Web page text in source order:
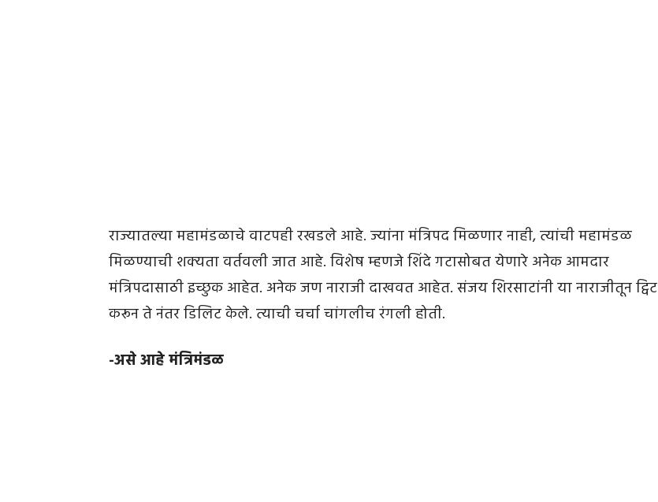
राज्यातल्या महामंडळाचे वाटपही रखडले आहे. ज्यांना मंत्रिपद मिळणार नाही, त्यांची महामंडळ
मिळण्याची शक्यता वर्तवली जात आहे. विशेष म्हणजे शिंदे गटासोबत येणारे अनेक आमदार
मंत्रिपदासाठी इच्छुक आहेत. अनेक जण नाराजी दाखवत आहेत. संजय शिरसाटांनी या नाराजीतून ट्विट
करून ते नंतर डिलिट केले. त्याची चर्चा चांगलीच रंगली होती.
-असे आहे मंत्रिमंडळ